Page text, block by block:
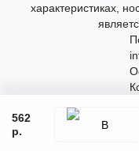
562
р.
характеристиках,